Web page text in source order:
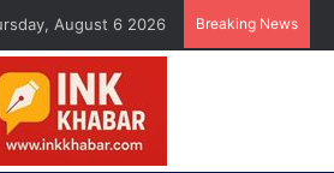
August 6 2026 Breaking News